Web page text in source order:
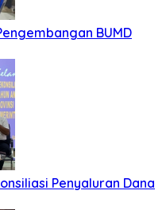
BUMD
Penyaluran Dana